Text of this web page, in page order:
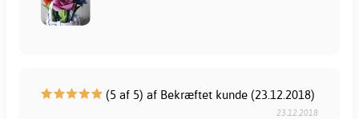
(5 af 5) af Bekræftet kunde (23.12.2018)
23.12.2018